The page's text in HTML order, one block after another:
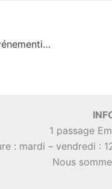
[PRO] [EN LIGNE] – Atelier collectif « Covid et événementiel zéro déchet : quelles solutions ? »
1 passage
: mardi – vendredi :
Nous